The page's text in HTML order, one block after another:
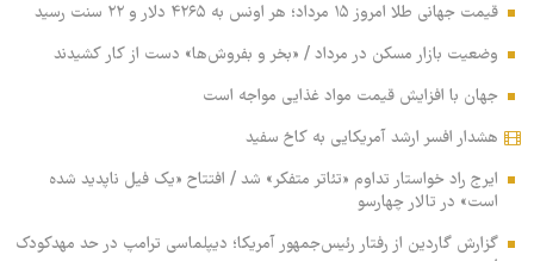
قیمت جهانی طلا امروز ۱۵ مرداد؛ هر اونس به ۴۲۶۵ دلار و ۲۲ سنت رسید
وضعیت بازار مسکن در مرداد / «بخر و بفروش‌ها» دست از کار کشیدند
جهان با افزایش قیمت مواد غذایی مواجه است
هشدار افسر ارشد آمریکایی به کاخ سفید
ایرج راد خواستار تداوم «تئاتر متفکر» شد / افتتاح «یک فیل ناپدید شده
است» در تالار چهارسو
گزارش گاردین از رفتار رئیس‌جمهور آمریکا؛ دیپلماسی ترامپ در حد مهدکودک